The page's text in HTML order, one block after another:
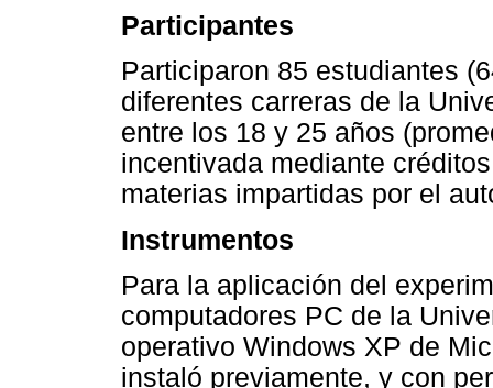
Participantes
Participaron 85 estudiantes
diferentes carreras de la
entre los 18 y 25 años
incentivada mediante
materias impartidas por el
Instrumentos
Para la aplicación del
computadores PC de la
operativo Windows XP de
instaló previamente, y con